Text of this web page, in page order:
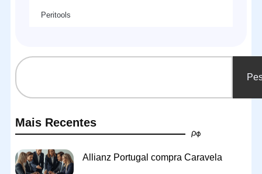
Peritools
Mais Recentes
Allianz Portugal compra Caravela